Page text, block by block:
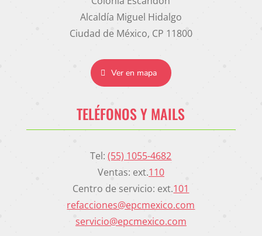
Alcaldía Miguel Hidalgo
Ciudad de México, CP 11800
Ver en mapa
TELÉFONOS Y MAILS
Tel:(55) 1055-4682
Ventas: ext.110
Centro de servicio: ext.101
refacciones@epcmexico.com
servicio@epcmexico.com